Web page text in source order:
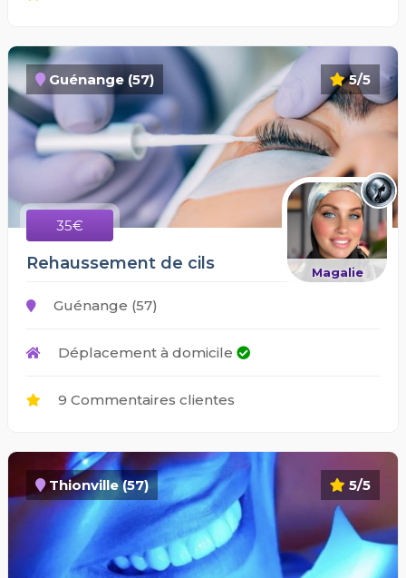
5/5
Guénange (57)
35€
Magalie
Rehaussement de cils
Guénange (57)
Déplacement à domicile
9 Commentaires clientes
5/5
Thionville (57)